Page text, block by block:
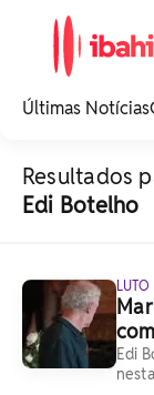
noticias e
Últimas Notícias
Resultados
Edi Botelho
LUTO
Edi